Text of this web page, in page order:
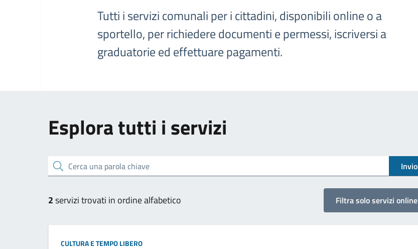
Tutti i servizi comunali per i cittadini, disponibili online o a
sportello, per richiedere documenti e permessi, iscriversi a
graduatorie ed effettuare pagamenti.
Esplora tutti i servizi
Cerca una parola chiave Invio
2servizi trovati in ordine alfabetico Filtra solo servizi online
Categoria:
CULTURA E TEMPO LIBERO